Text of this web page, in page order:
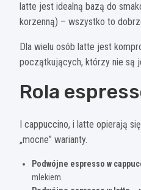
latte jest idealną bazą do
korzenną) – wszystko to
Dla wielu osób latte jest
początkujących, którzy nie są
Rola
I cappuccino, i latte opierają
„mocne” warianty.
Podwójne espresso w
mlekiem.